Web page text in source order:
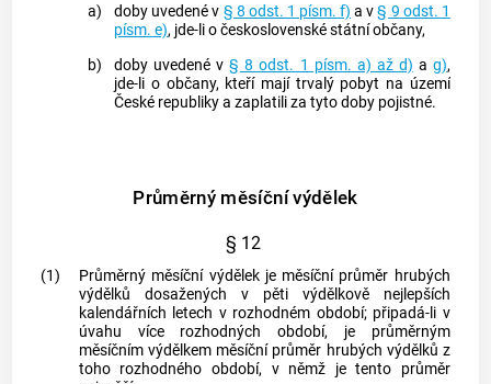
a)
doby uvedené v § 8 odst. 1 písm. f) a v§ 9 odst. 1
písm. e), jde-li o československé státní občany,
b)
doby uvedené v§ 8 odst. 1 písm. a) až d) a g),
jde-li o občany, kteří mají trvalý pobyt na území
České republiky a zaplatili za tyto doby pojistné.
Průměrný měsíční výdělek
§ 12
(1) Průměrný měsíční výdělek je měsíční průměr hrubých
výdělků dosažených v pěti výdělkově nejlepších
kalendářních letech v rozhodném období; připadá-li v
úvahu více rozhodných období, je průměrným
měsíčním výdělkem měsíční průměr hrubých výdělků z
toho rozhodného období, v němž je tento průměr